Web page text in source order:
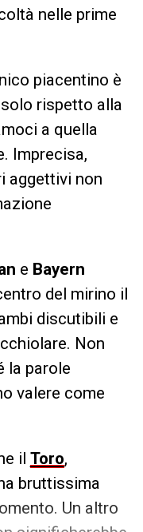
nelle prime
piacentino è
rispetto alla
a quella
Imprecisa,
aggettivi non
e Bayern
del mirino il
discutibili e
Non
la parole
valere come
il Toro,
bruttissima
Un altro